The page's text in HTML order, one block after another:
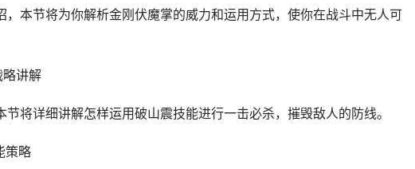
本节将为你解析金刚伏魔掌的威力和运用方式，使你在战斗中无人可
讲解
将详细讲解怎样运用破山震技能进行一击必杀，摧毁敌人的防线。
策略